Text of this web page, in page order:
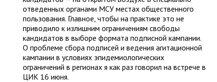
отведенных органами МСУ местах общественного
пользования. Главное, чтобы на практике это не
приводило к излишним ограничениям свободы
кандидатов в выборе формата подписной кампании.
О проблеме сбора подписей и ведения агитационной
кампании в условиях эпидемиологических
ограничений в регионах я как раз говорил на встрече в
ЦИК 16 июня.